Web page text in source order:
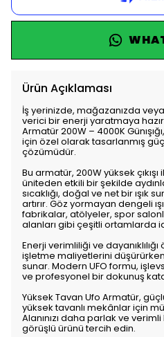
Ürün Açıklaması
İş yerinizde, mağazanızda
verici bir enerji yaratmaya
Armatür 200W – 4000K
için özel olarak tasarlanmış
çözümüdür.
Bu armatür, 200W yüksek
üniteden etkili bir şekilde
sıcaklığı, doğal ve net bir ışık
artırır. Göz yormayan dengeli
fabrikalar, atölyeler, spor
alanları gibi çeşitli ortamlarda
Enerji verimliliği ve
işletme maliyetlerini
sunar. Modern UFO formu,
ve profesyonel bir dokunuş
Yüksek Tavan Ufo Armatür,
yüksek tavanlı mekânlar için
Alanınızı daha parlak ve
görüşlü ürünü tercih edin.